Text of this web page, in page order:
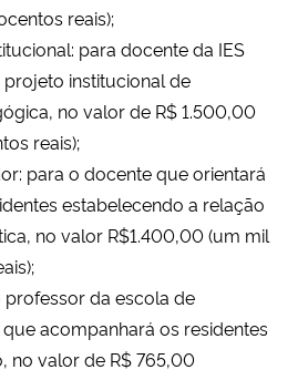
reais);
para docente da IES
institucional de
no valor de R$ 1.500,00
reais);
para o docente que orientará
estabelecendo a relação
no valor R$1.400,00 (um mil
professor da escola de
acompanhará os residentes
no valor de R$ 765,00